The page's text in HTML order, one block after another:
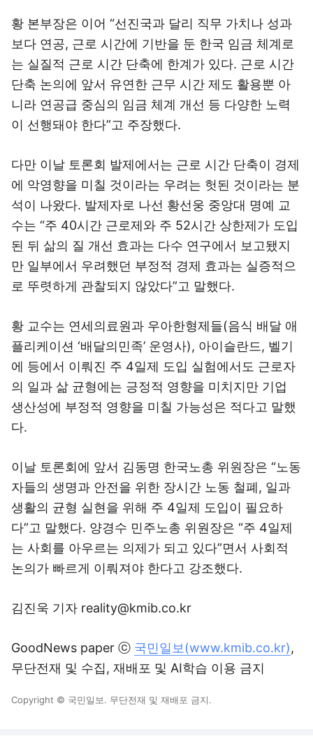
황 본부장은 이어 “선진국과 달리 직무 가치나 성과
보다 연공, 근로 시간에 기반을 둔 한국 임금 체계로
는 실질적 근로 시간 단축에 한계가 있다. 근로 시간
단축 논의에 앞서 유연한 근무 시간 제도 활용뿐 아
니라 연공급 중심의 임금 체계 개선 등 다양한 노력
이 선행돼야 한다”고 주장했다.
다만 이날 토론회 발제에서는 근로 시간 단축이 경제
에 악영향을 미칠 것이라는 우려는 헛된 것이라는 분
석이 나왔다. 발제자로 나선 황선웅 중앙대 명예 교
수는 “주 40시간 근로제와 주 52시간 상한제가 도입
된 뒤 삶의 질 개선 효과는 다수 연구에서 보고됐지
만 일부에서 우려했던 부정적 경제 효과는 실증적으
로 뚜렷하게 관찰되지 않았다”고 말했다.
황 교수는 연세의료원과 우아한형제들(음식 배달 애
플리케이션 ‘배달의민족’ 운영사), 아이슬란드, 벨기
에 등에서 이뤄진 주 4일제 도입 실험에서도 근로자
의 일과 삶 균형에는 긍정적 영향을 미치지만 기업
생산성에 부정적 영향을 미칠 가능성은 적다고 말했
다.
이날 토론회에 앞서 김동명 한국노총 위원장은 “노동
자들의 생명과 안전을 위한 장시간 노동 철폐, 일과
생활의 균형 실현을 위해 주 4일제 도입이 필요하
다”고 말했다. 양경수 민주노총 위원장은 “주 4일제
는 사회를 아우르는 의제가 되고 있다”면서 사회적
논의가 빠르게 이뤄져야 한다고 강조했다.
김진욱 기자 reality@kmib.co.kr
GoodNews paper ⓒ 국민일보(www.kmib.co.kr),
무단전재 및 수집, 재배포 및 AI학습 이용 금지
Copyright © 국민일보. 무단전재 및 재배포 금지.